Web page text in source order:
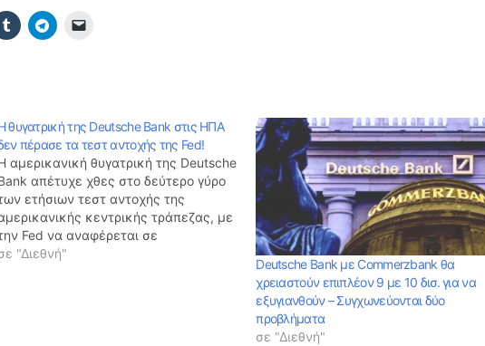
θυγατρική της Deutsche Bank στις ΗΠΑ
πέρασε τα τεστ αντοχής της Fed!
αμερικανική θυγατρική της Deutsche
απέτυχε χθες στο δεύτερο γύρο
ετήσιων τεστ αντοχής της
κεντρικής τράπεζας, με
Fed να αναφέρεται σε
και σημαντικές
"Διεθνή"
Deutsche Bank με Commerzbank θα
χρειαστούν επιπλέον 9 με 10 δισ. για να
εξυγιανθούν – Συγχωνεύονται δύο
προβλήματα
σε "Διεθνή"